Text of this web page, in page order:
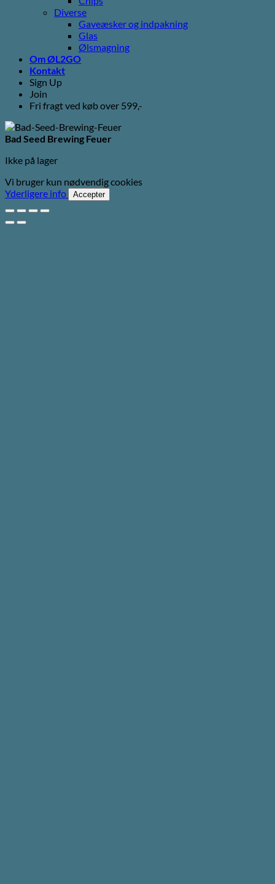
Diverse
Gaveæsker og indpakning
Glas
Ølsmagning
Om ØL2GO
Kontakt
Sign Up
Join
Fri fragt ved køb over 599,-
Bad Seed Brewing Feuer
Ikke på lager
Vi bruger kun nødvendig cookies
Yderligere info
Accepter